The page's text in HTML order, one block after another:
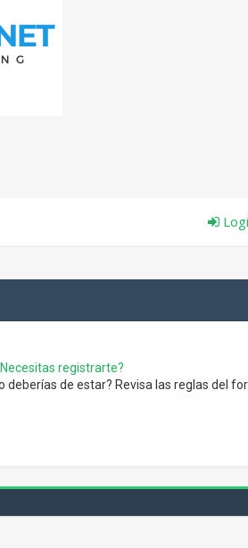
registrarte?
de estar? Revisa las reglas del